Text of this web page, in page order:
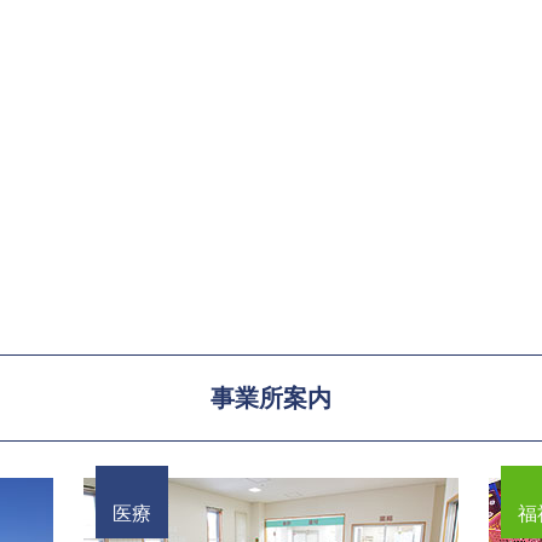
事業所案内
医療 福